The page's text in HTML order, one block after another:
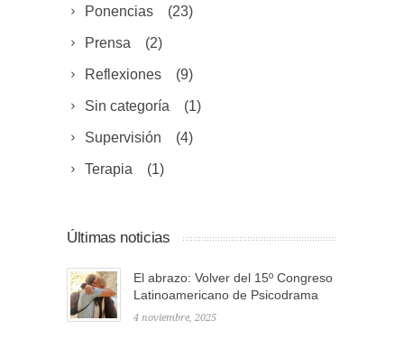
Ponencias (23)
Prensa (2)
Reflexiones (9)
Sin categoría (1)
Supervisión (4)
Terapia (1)
Últimas noticias
El abrazo: Volver del 15º Congreso
Latinoamericano de Psicodrama
4 noviembre, 2025